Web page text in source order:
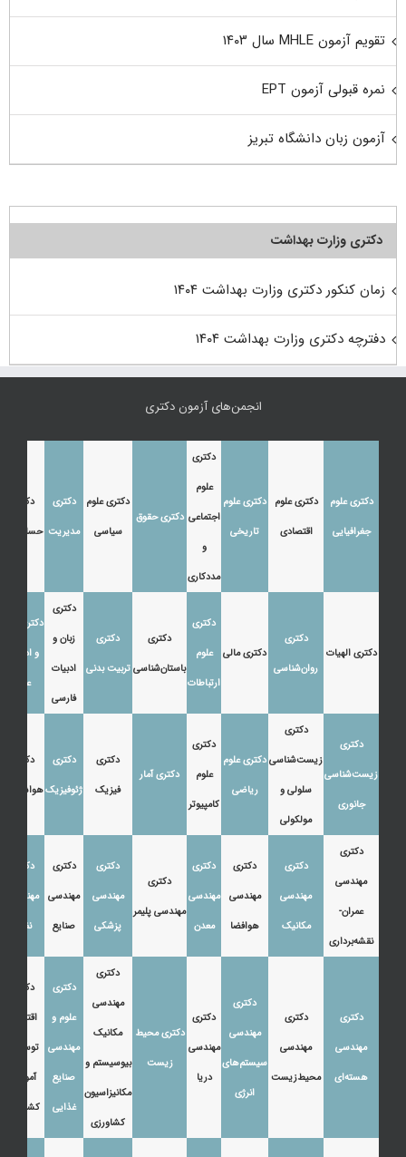
تقویم آزمون MHLE سال ۱۴۰۳
نمره قبولی آزمون EPT
آزمون زبان دانشگاه تبریز
دکتری وزارت بهداشت
زمان کنکور دکتری وزارت بهداشت ۱۴۰۴
دفترچه دکتری وزارت بهداشت ۱۴۰۴
انجمن‌های آزمون دکتری
دکتری علوم
جغرافیایی
دکتری علوم
اقتصادی
دکتری علوم
تاریخی
دکتری
علوم
اجتماعی
و
مددکاری
دکتری حقوق
دکتری علوم
سیاسی
دکتری
مدیریت
دکتری
حسابداری
دکتری الهیات
دکتری
روان‌شناسی
دکتری مالی
دکتری
علوم
ارتباطات
دکتری
باستان‌شناسی
دکتری
تربیت بدنی
دکتری
زبان و
ادبیات
فارسی
دکتری زبان
و ادبیات
عرب
دکتری
زیست‌شناسی
جانوری
دکتری
زیست‌شناسی
سلولی و
مولکولی
دکتری علوم
ریاضی
دکتری
علوم
کامپیوتر
دکتری آمار
دکتری
فیزیک
دکتری
ژئوفیزیک
دکتری
هواشناسی
دکتری
مهندسی
عمران-
نقشه‌برداری
دکتری
مهندسی
مکانیک
دکتری
مهندسی
هوافضا
دکتری
مهندسی
معدن
دکتری
مهندسی پلیمر
دکتری
مهندسی
پزشکی
دکتری
مهندسی
صنایع
دکتری
مهندسی
نفت
دکتری
مهندسی
هسته‌ای
دکتری
مهندسی
محیط‌زیست
دکتری
مهندسی
سیستم‌های
انرژی
دکتری
مهندسی
دریا
دکتری محیط
زیست
دکتری
مهندسی
مکانیک
بیوسیستم و
مکانیزاسیون
کشاورزی
دکتری
علوم و
مهندسی
صنایع
غذایی
دکتری
اقتصاد،
توسعه و
آموزش
کشاورزی